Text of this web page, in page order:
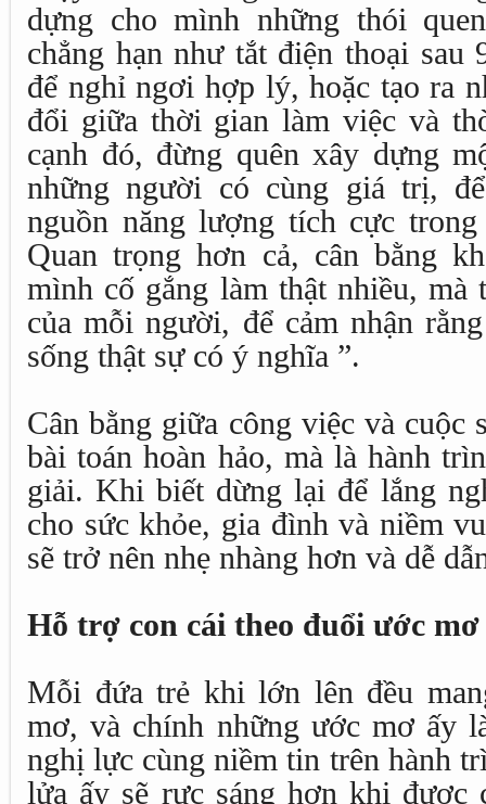
dựng cho mình những thói
chẳng hạn như tắt điện thoại
để nghỉ ngơi hợp lý, hoặc tạo ra
đổi giữa thời gian làm việc và
cạnh đó, đừng quên xây dựng
những người có cùng giá trị,
nguồn năng lượng tích cực
Quan trọng hơn cả, cân bằng
mình cố gắng làm thật nhiều, mà
của mỗi người, để cảm nhận
sống thật sự có ý nghĩa ”.
Cân bằng giữa công việc và cuộc
bài toán hoàn hảo, mà là hành
giải. Khi biết dừng lại để lắng
cho sức khỏe, gia đình và niềm
sẽ trở nên nhẹ nhàng hơn và dễ
Hỗ trợ con cái theo đuổi ước mơ
Mỗi đứa trẻ khi lớn lên đều
mơ, và chính những ước mơ ấy
nghị lực cùng niềm tin trên hành
lửa ấy sẽ rực sáng hơn khi được